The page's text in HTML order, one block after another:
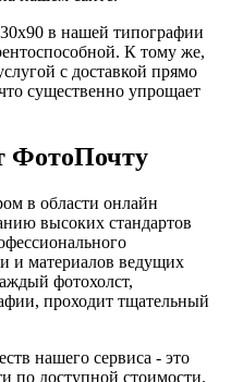
в нашей типографии
К тому же,
с доставкой прямо
существенно упрощает
ФотоПочту
в области онлайн
высоких стандартов
и материалов ведущих
фотохолст,
проходит тщательный
нашего сервиса - это
по доступной стоимости.